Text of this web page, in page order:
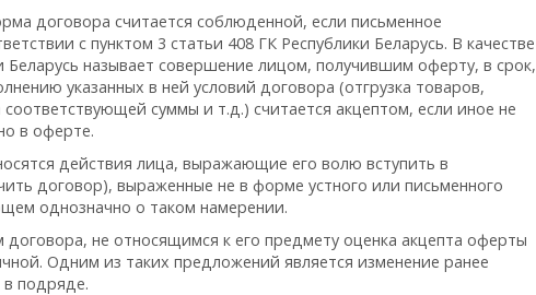
договора считается соблюденной, если письменное
с пунктом 3 статьи 408 ГК Республики Беларусь. В качестве
Беларусь называет совершение лицом, получившим оферту, в срок,
указанных в ней условий договора (отгрузка товаров,
суммы и т.д.) считается акцептом, если иное не
в оферте.
действия лица, выражающие его волю вступить в
договор), выраженные не в форме устного или письменного
однозначно о таком намерении.
не относящимся к его предмету оценка акцепта оферты
Одним из таких предложений является изменение ранее
в подряде.